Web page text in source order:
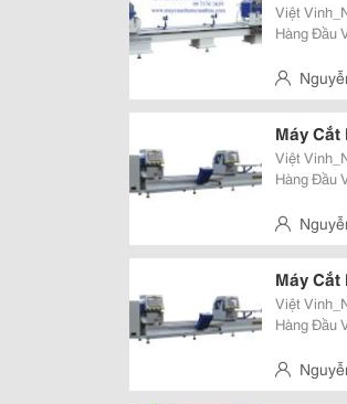
Việt
Hàng Đầu
Đến Các
Máy Cắt
Việt
Hàng Đầu
Đến Các
12,
Máy Cắt
Việt
Hàng Đầu
Đến Các